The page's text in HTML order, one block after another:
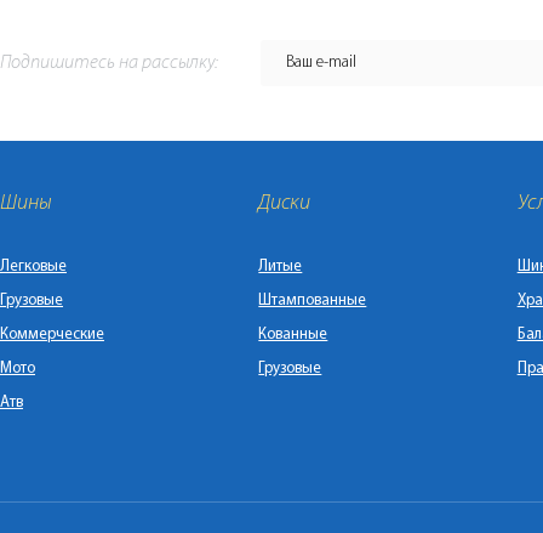
Подпишитесь на рассылку:
Шины
Легковые
Грузовые
Коммерческие
Мото
Атв
Диски
Литые
Штампованные
Кованные
Грузовые